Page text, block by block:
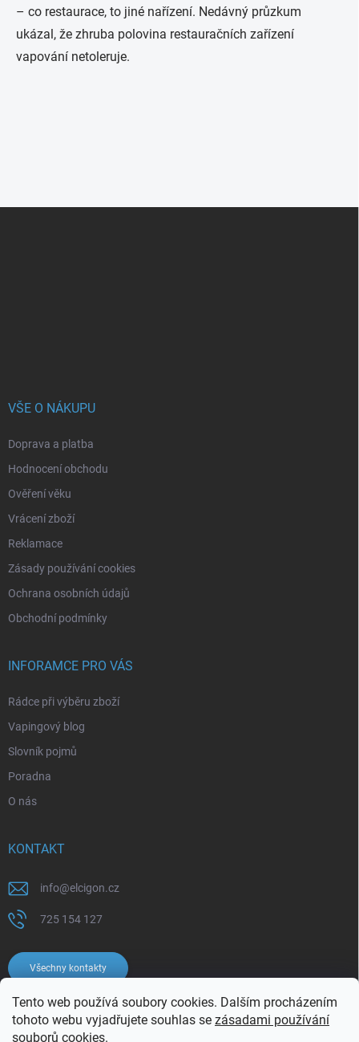
Tento web používá soubory cookies. Dalším procházením
tohoto webu vyjadřujete souhlas se zásadami používání
souborů cookies.
– co restaurace, to jiné nařízení. Nedávný průzkum
ukázal, že zhruba polovina restauračních zařízení
vapování netoleruje.
VŠE O NÁKUPU
Doprava a platba
Hodnocení obchodu
Ověření věku
Vrácení zboží
Reklamace
Zásady používání cookies
Ochrana osobních údajů
Obchodní podmínky
INFORAMCE PRO VÁS
Rádce při výběru zboží
Vapingový blog
Slovník pojmů
Poradna
O nás
KONTAKT
info@elcigon.cz
725 154 127
Všechny kontakty